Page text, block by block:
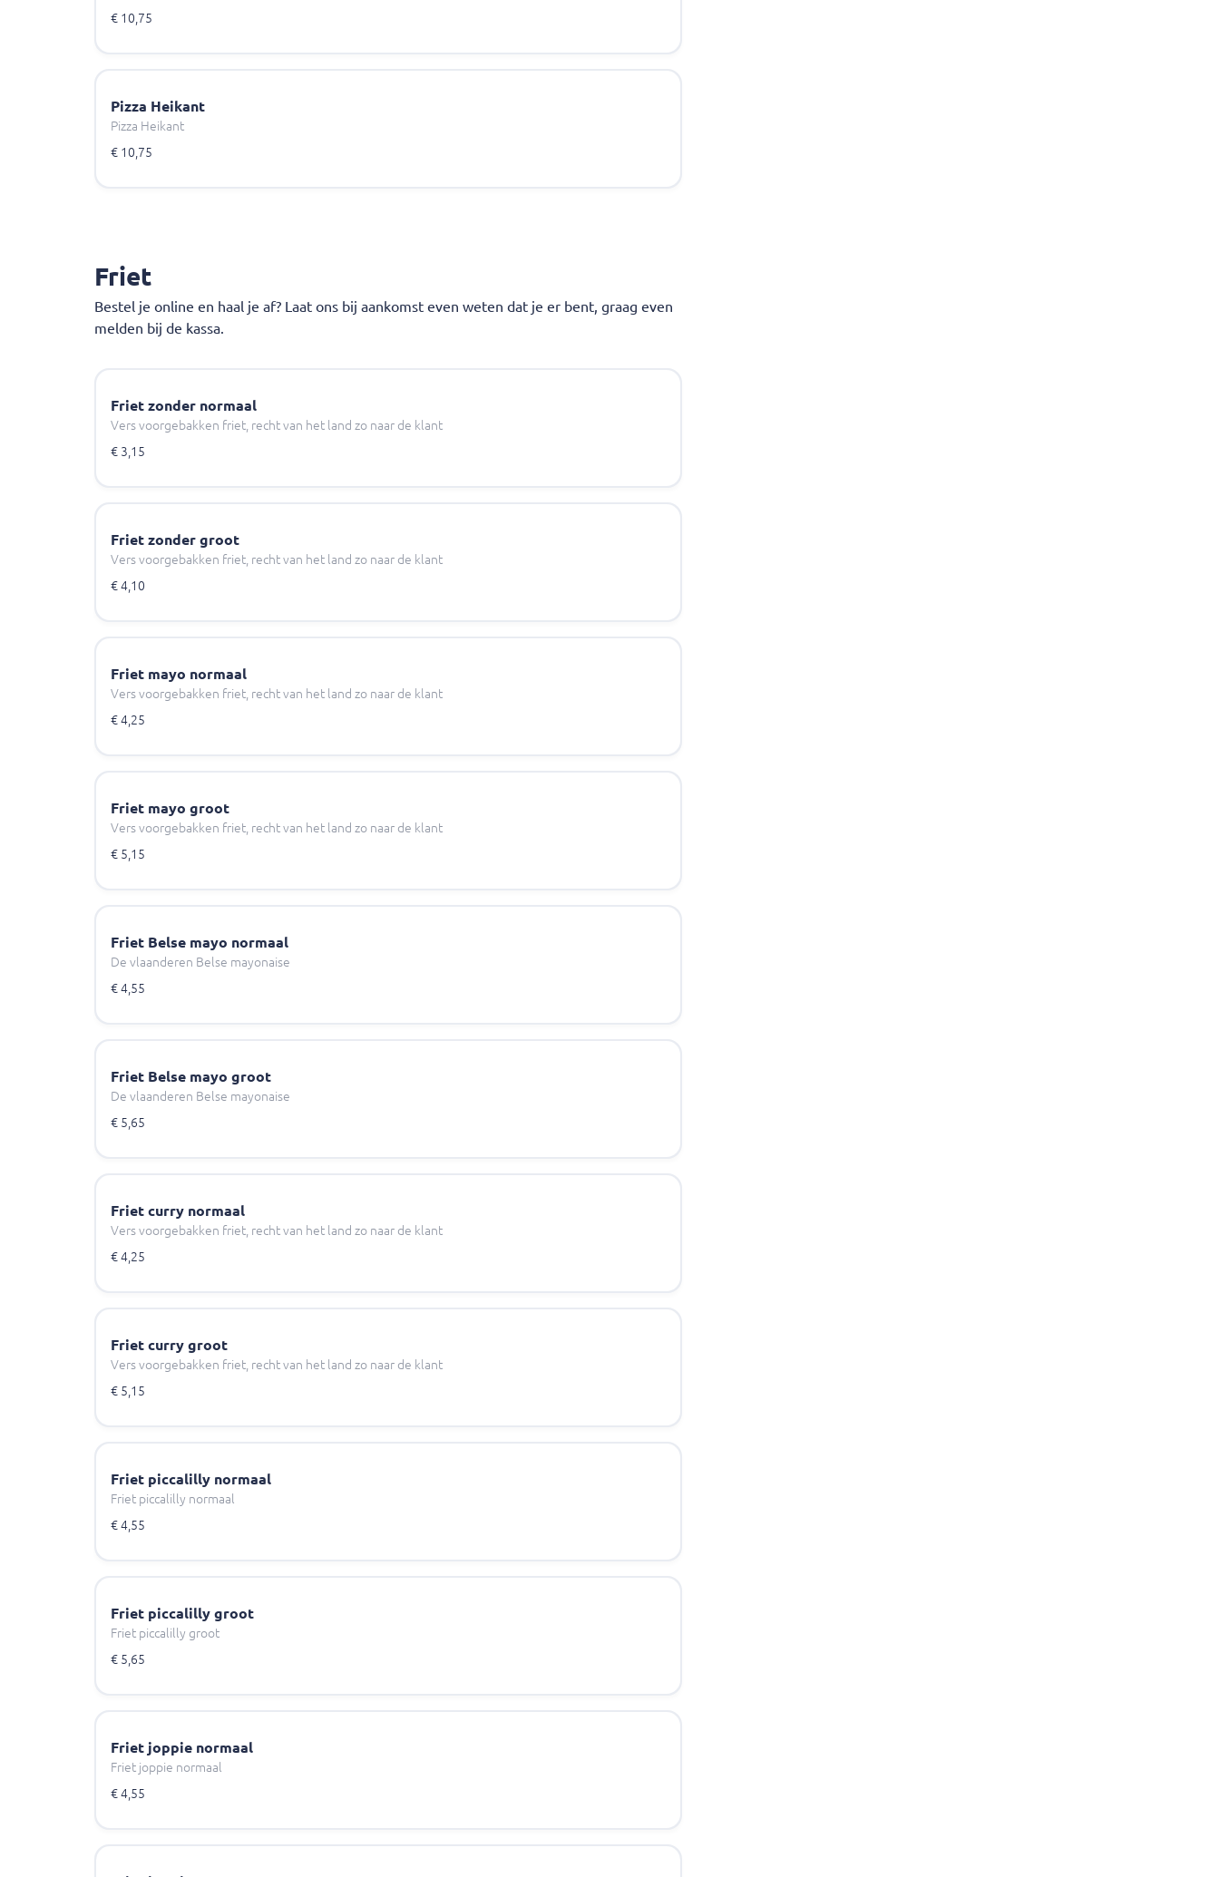
€ 10,75
Pizza Heikant
Pizza Heikant
€ 10,75
Friet
Bestel je online en haal je af? Laat ons bij aankomst even weten dat je er bent, graag even
melden bij de kassa.
Friet zonder normaal
Vers voorgebakken friet, recht van het land zo naar de klant
€ 3,15
Friet zonder groot
Vers voorgebakken friet, recht van het land zo naar de klant
€ 4,10
Friet mayo normaal
Vers voorgebakken friet, recht van het land zo naar de klant
€ 4,25
Friet mayo groot
Vers voorgebakken friet, recht van het land zo naar de klant
€ 5,15
Friet Belse mayo normaal
De vlaanderen Belse mayonaise
€ 4,55
Friet Belse mayo groot
De vlaanderen Belse mayonaise
€ 5,65
Friet curry normaal
Vers voorgebakken friet, recht van het land zo naar de klant
€ 4,25
Friet curry groot
Vers voorgebakken friet, recht van het land zo naar de klant
€ 5,15
Friet piccalilly normaal
Friet piccalilly normaal
€ 4,55
Friet piccalilly groot
Friet piccalilly groot
€ 5,65
Friet joppie normaal
Friet joppie normaal
€ 4,55